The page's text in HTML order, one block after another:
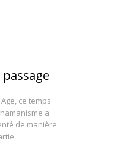
ce temps
a
de manière